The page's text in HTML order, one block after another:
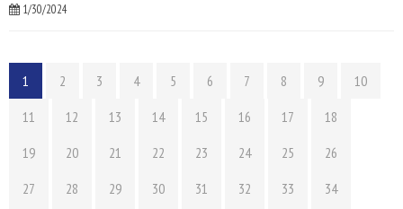
1/30/2024
1 2 3 4 5 6 7 8 9
10
11
12 13 14 15 16 17
18
19
20 21 22 23 24 25
26
27
28 29 30 31 32 33
34